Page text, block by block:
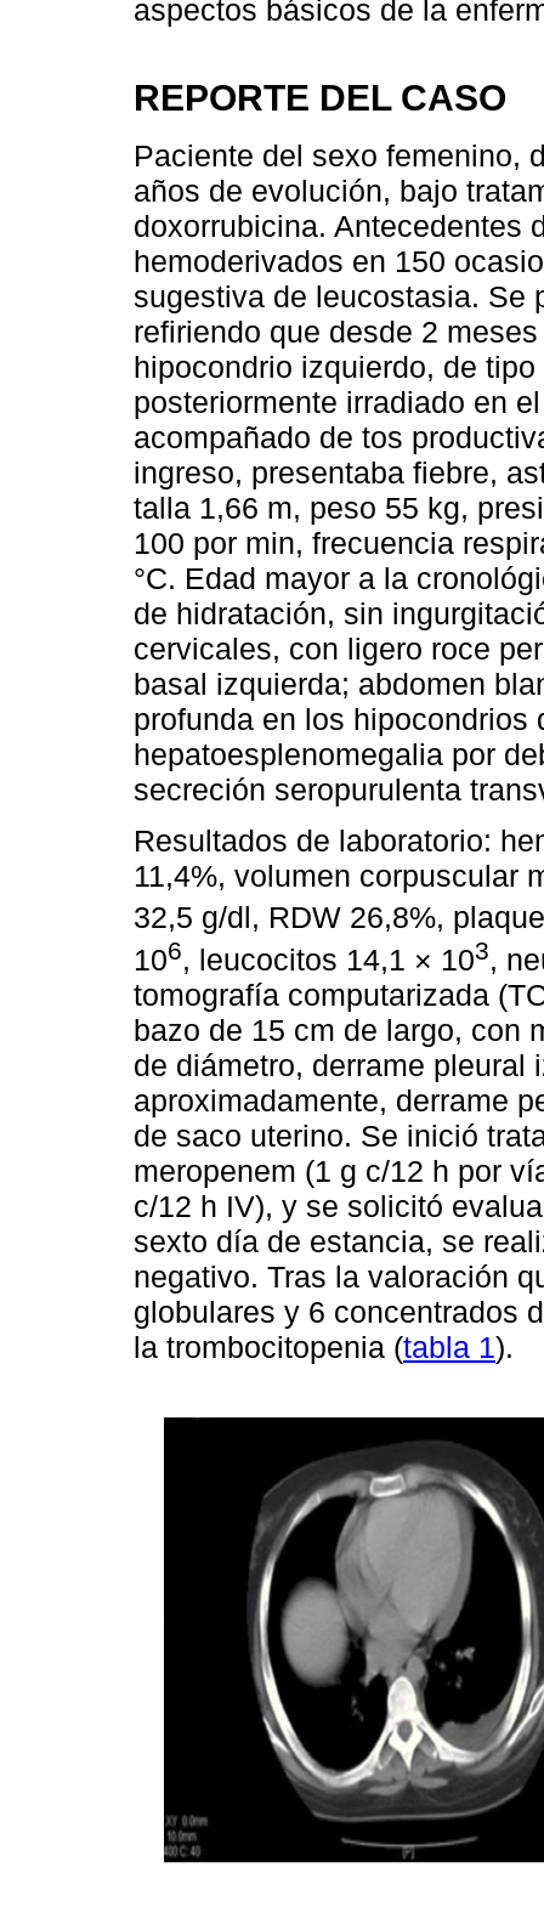
aspectos básicos de la
REPORTE DEL CASO
Paciente del sexo femenino,
años de evolución, bajo
doxorrubicina. Antecedentes
hemoderivados en 150
sugestiva de leucostasia. Se
refiriendo que desde 2
hipocondrio izquierdo, de
posteriormente irradiado en
acompañado de tos
ingreso, presentaba fiebre,
talla 1,66 m, peso 55 kg,
100 por min, frecuencia
°C. Edad mayor a la
de hidratación, sin
cervicales, con ligero roce
basal izquierda; abdomen
profunda en los hipocondrios
hepatoesplenomegalia por
secreción seropurulenta
Resultados de laboratorio:
11,4%, volumen corpuscular
32,5 g/dl, RDW 26,8%,
106, leucocitos 14,1 × 103,
tomografía computarizada
bazo de 15 cm de largo, con
de diámetro, derrame pleural
aproximadamente, derrame
de saco uterino. Se inició
meropenem (1 g c/12 h por
c/12 h IV), y se solicitó
sexto día de estancia, se
negativo. Tras la valoración
globulares y 6 concentrados
la trombocitopenia (tabla 1).